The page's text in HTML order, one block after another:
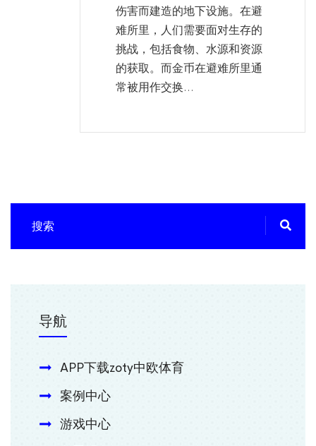
伤害而建造的地下设施。在避
难所里，人们需要面对生存的
挑战，包括食物、水源和资源
的获取。而金币在避难所里通
常被用作交换...
导航
APP下载zoty中欧体育
案例中心
游戏中心